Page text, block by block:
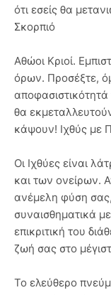
ότι εσείς θα
Σκορπιό
Αθώοι Κριοί.
όρων. Προσέξτε,
θα
κάψουν! Ιχθύς με
Οι Ιχθύες είναι
και των ονείρων.
ανέμελη φύση
συναισθηματικά
επικριτική του
ζωή σας στο
Το ελεύθερο